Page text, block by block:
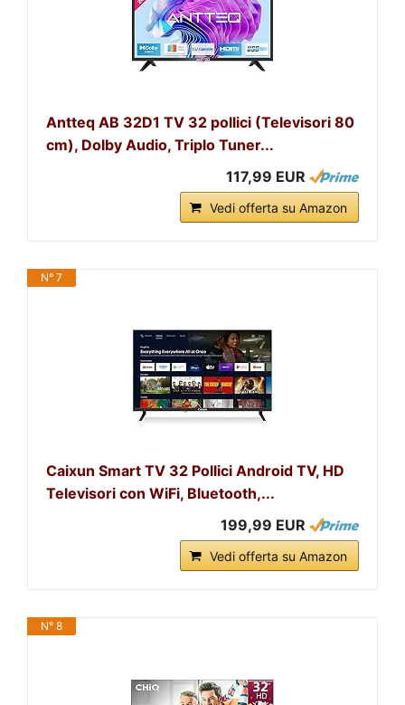
Antteq AB 32D1 TV 32 pollici (Televisori 80
cm), Dolby Audio, Triplo Tuner...
117,99 EUR
Vedi offerta su Amazon
N° 7
Caixun Smart TV 32 Pollici Android TV, HD
Televisori con WiFi, Bluetooth,...
199,99 EUR
Vedi offerta su Amazon
N° 8